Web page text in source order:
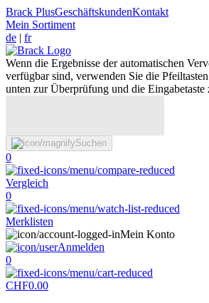
Brack PlusGeschäftskundenKontakt
Mein Sortiment
de | fr
Wenn die Ergebnisse der automatischen
verfügbar sind, verwenden Sie die
unten zur Überprüfung und die Eingabetaste
Suchen
0
Vergleich
0
Merklisten
Mein Konto
Anmelden
0
CHF0.00